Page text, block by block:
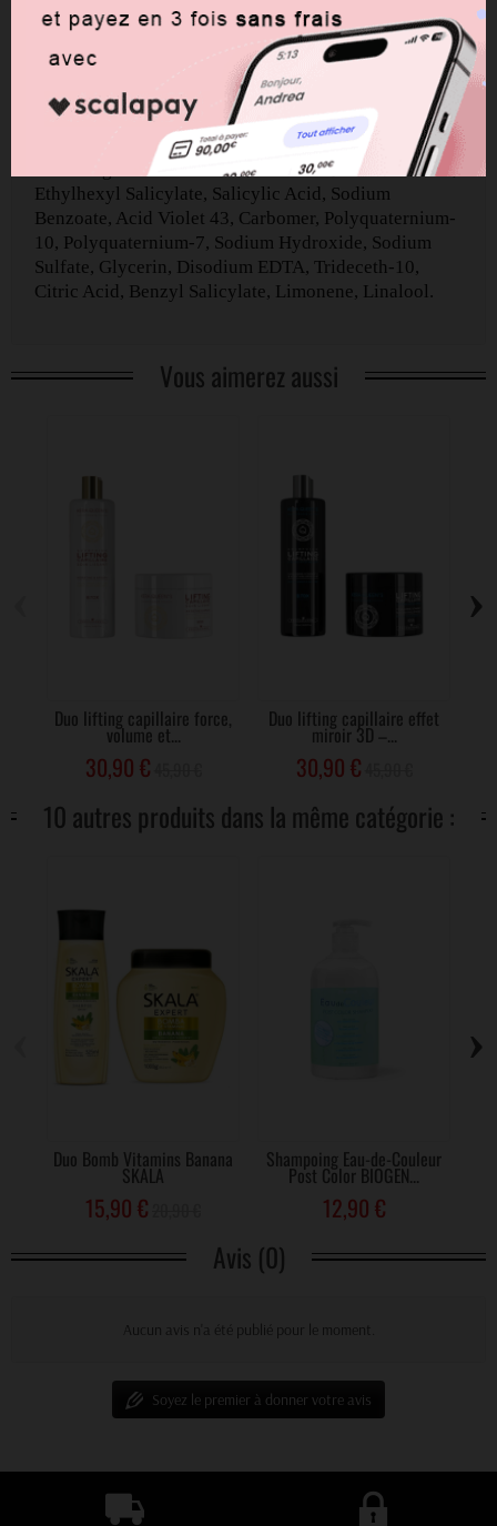
abondamment.
Ingredients:
Aqua, Sodium Laureth Sulfate, Coco-Betaine, Glycol
Distearate, Sodium Chloride, Cocamide MIPA, Parfum,
Amodimethicone, Vaccinium Myrtillus Fruit Extract,
Ribes Nigrum Fruit Extract, Cannabis Sativa Seed Oil,
Ethylhexyl Salicylate, Salicylic Acid, Sodium
Benzoate, Acid Violet 43, Carbomer, Polyquaternium-
10, Polyquaternium-7, Sodium Hydroxide, Sodium
Sulfate, Glycerin, Disodium EDTA, Trideceth-10,
Citric Acid, Benzyl Salicylate, Limonene, Linalool.
Vous aimerez aussi
Duo lifting capillaire force,
volume et...
30,90 €
Duo lifting capillaire effet
miroir 3D –...
30,90 €
›
10 autres produits dans la même catégorie :
Duo Bomb Vitamins Banana
SKALA
15,90 €
Shampoing Eau-de-Couleur
Post Color BIOGEN...
12,90 €
›
Avis (0)
Aucun avis n'a été publié pour le moment.
Soyez le premier à donner votre avis